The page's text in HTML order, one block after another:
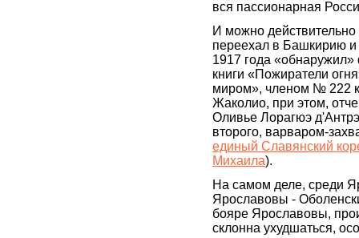
вся пассионарная
И можно действительно
переехал в Башкирию и
1917 года
книги «Пожиратели
миром», членом № 222
Жаколио, при этом,
Оливье Лорагюэ
второго, варваром-
единый Славянский
Михаила).
На самом деле, среди
Ярославовы -
бояре Ярославовы,
склонна ухудшаться,